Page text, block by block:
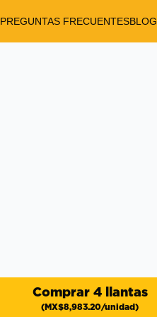
PREGUNTAS FRECUENTESBLOG
Comprar 4 llantas
(MX$8,983.20/unidad)